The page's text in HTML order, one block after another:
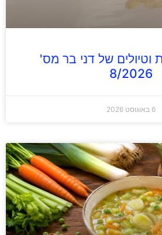
וטיולים של דני בר מס'
8/2026
6 באוגוסט 2026